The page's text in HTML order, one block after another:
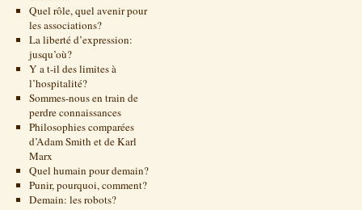
Quel rôle, quel avenir pour
les associations?
La liberté d’expression:
jusqu’où?
Y a t-il des limites à
l’hospitalité?
Sommes-nous en train de
perdre connaissances
Philosophies comparées
d’Adam Smith et de Karl
Marx
Quel humain pour demain?
Punir, pourquoi, comment?
Demain: les robots?